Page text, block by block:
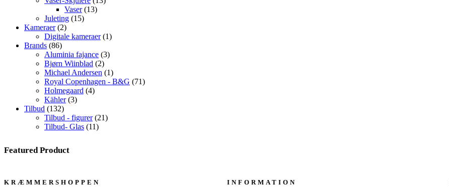
Vaser 1313
Juleting 1515
Kameraer 22
varer
Digitale kameraer 11
Brands 8686
varer
Aluminia fajance 33
Bjørn Wiinblad 22
varer
Michael Andersen 11
vare
Royal Copenhagen - B&G 7171
Holmegaard 44
Kähler 33
Tilbud 132132
varer
Tilbud - figurer 2121
Tilbud- Glas 1111
Featured Product
KRÆMMERSHOPPEN INFORMATION